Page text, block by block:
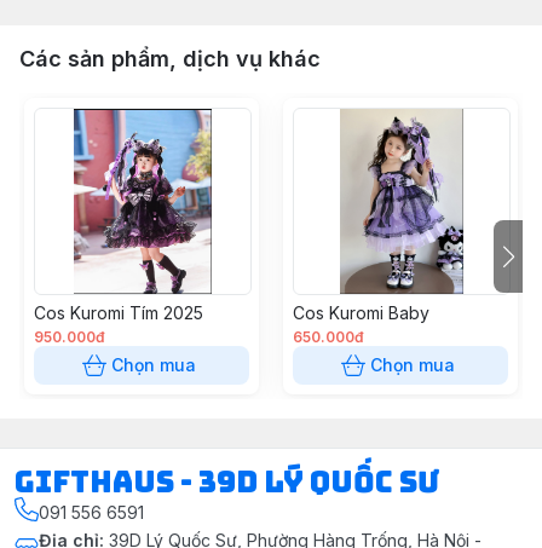
Các sản phẩm, dịch vụ khác
Cos Kuromi Tím 2025
950.000đ
Chọn mua
Cos Kuromi Baby
650.000đ
Chọn mua
Gifthaus - 39D Lý Quốc Sư
091 556 6591
Địa chỉ: 39D Lý Quốc Sư, Phường Hàng Trống, Hà Nội -